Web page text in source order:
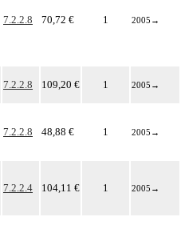
7.2.2.8 70,72 € 1 2005 →
7.2.2.8 109,20 € 1 2005 →
7.2.2.8 48,88 € 1 2005 →
7.2.2.4 104,11 € 1 2005 →